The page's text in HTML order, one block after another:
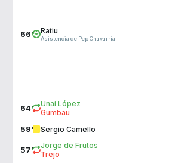
66' Ratiu
Asistencia de Pep Chavarría
64'
Unai López
Gumbau
59' Sergio Camello
57'
Jorge de Frutos
Trejo